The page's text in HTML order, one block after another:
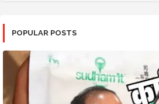
POPULAR POSTS